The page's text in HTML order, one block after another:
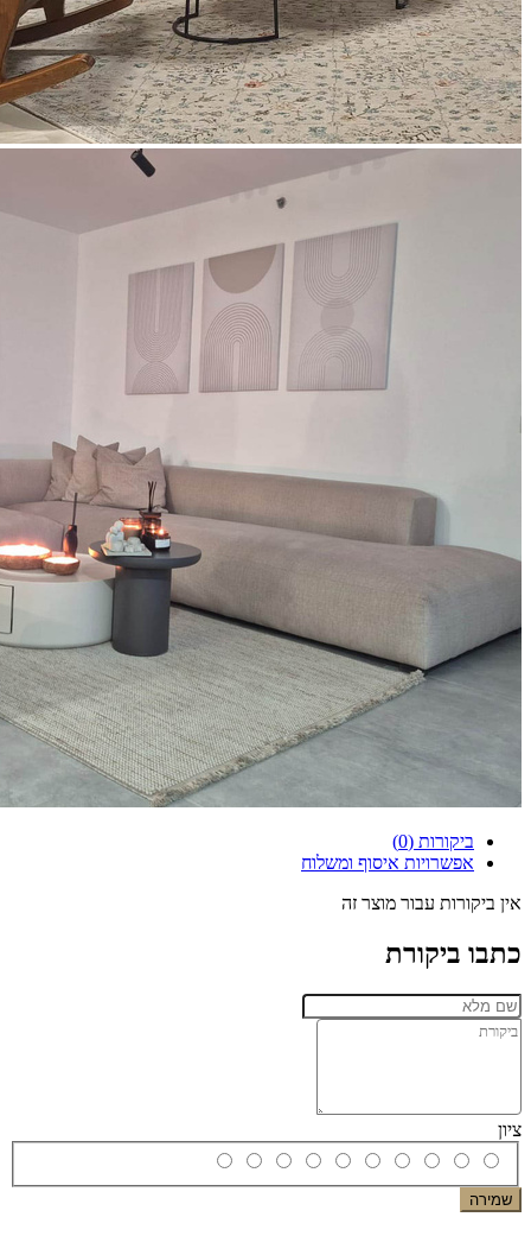
ביקורות (0)
אפשרויות איסוף ומשלוח
אין ביקורות עבור מוצר זה
כתבו ביקורת
ציון
שמירה